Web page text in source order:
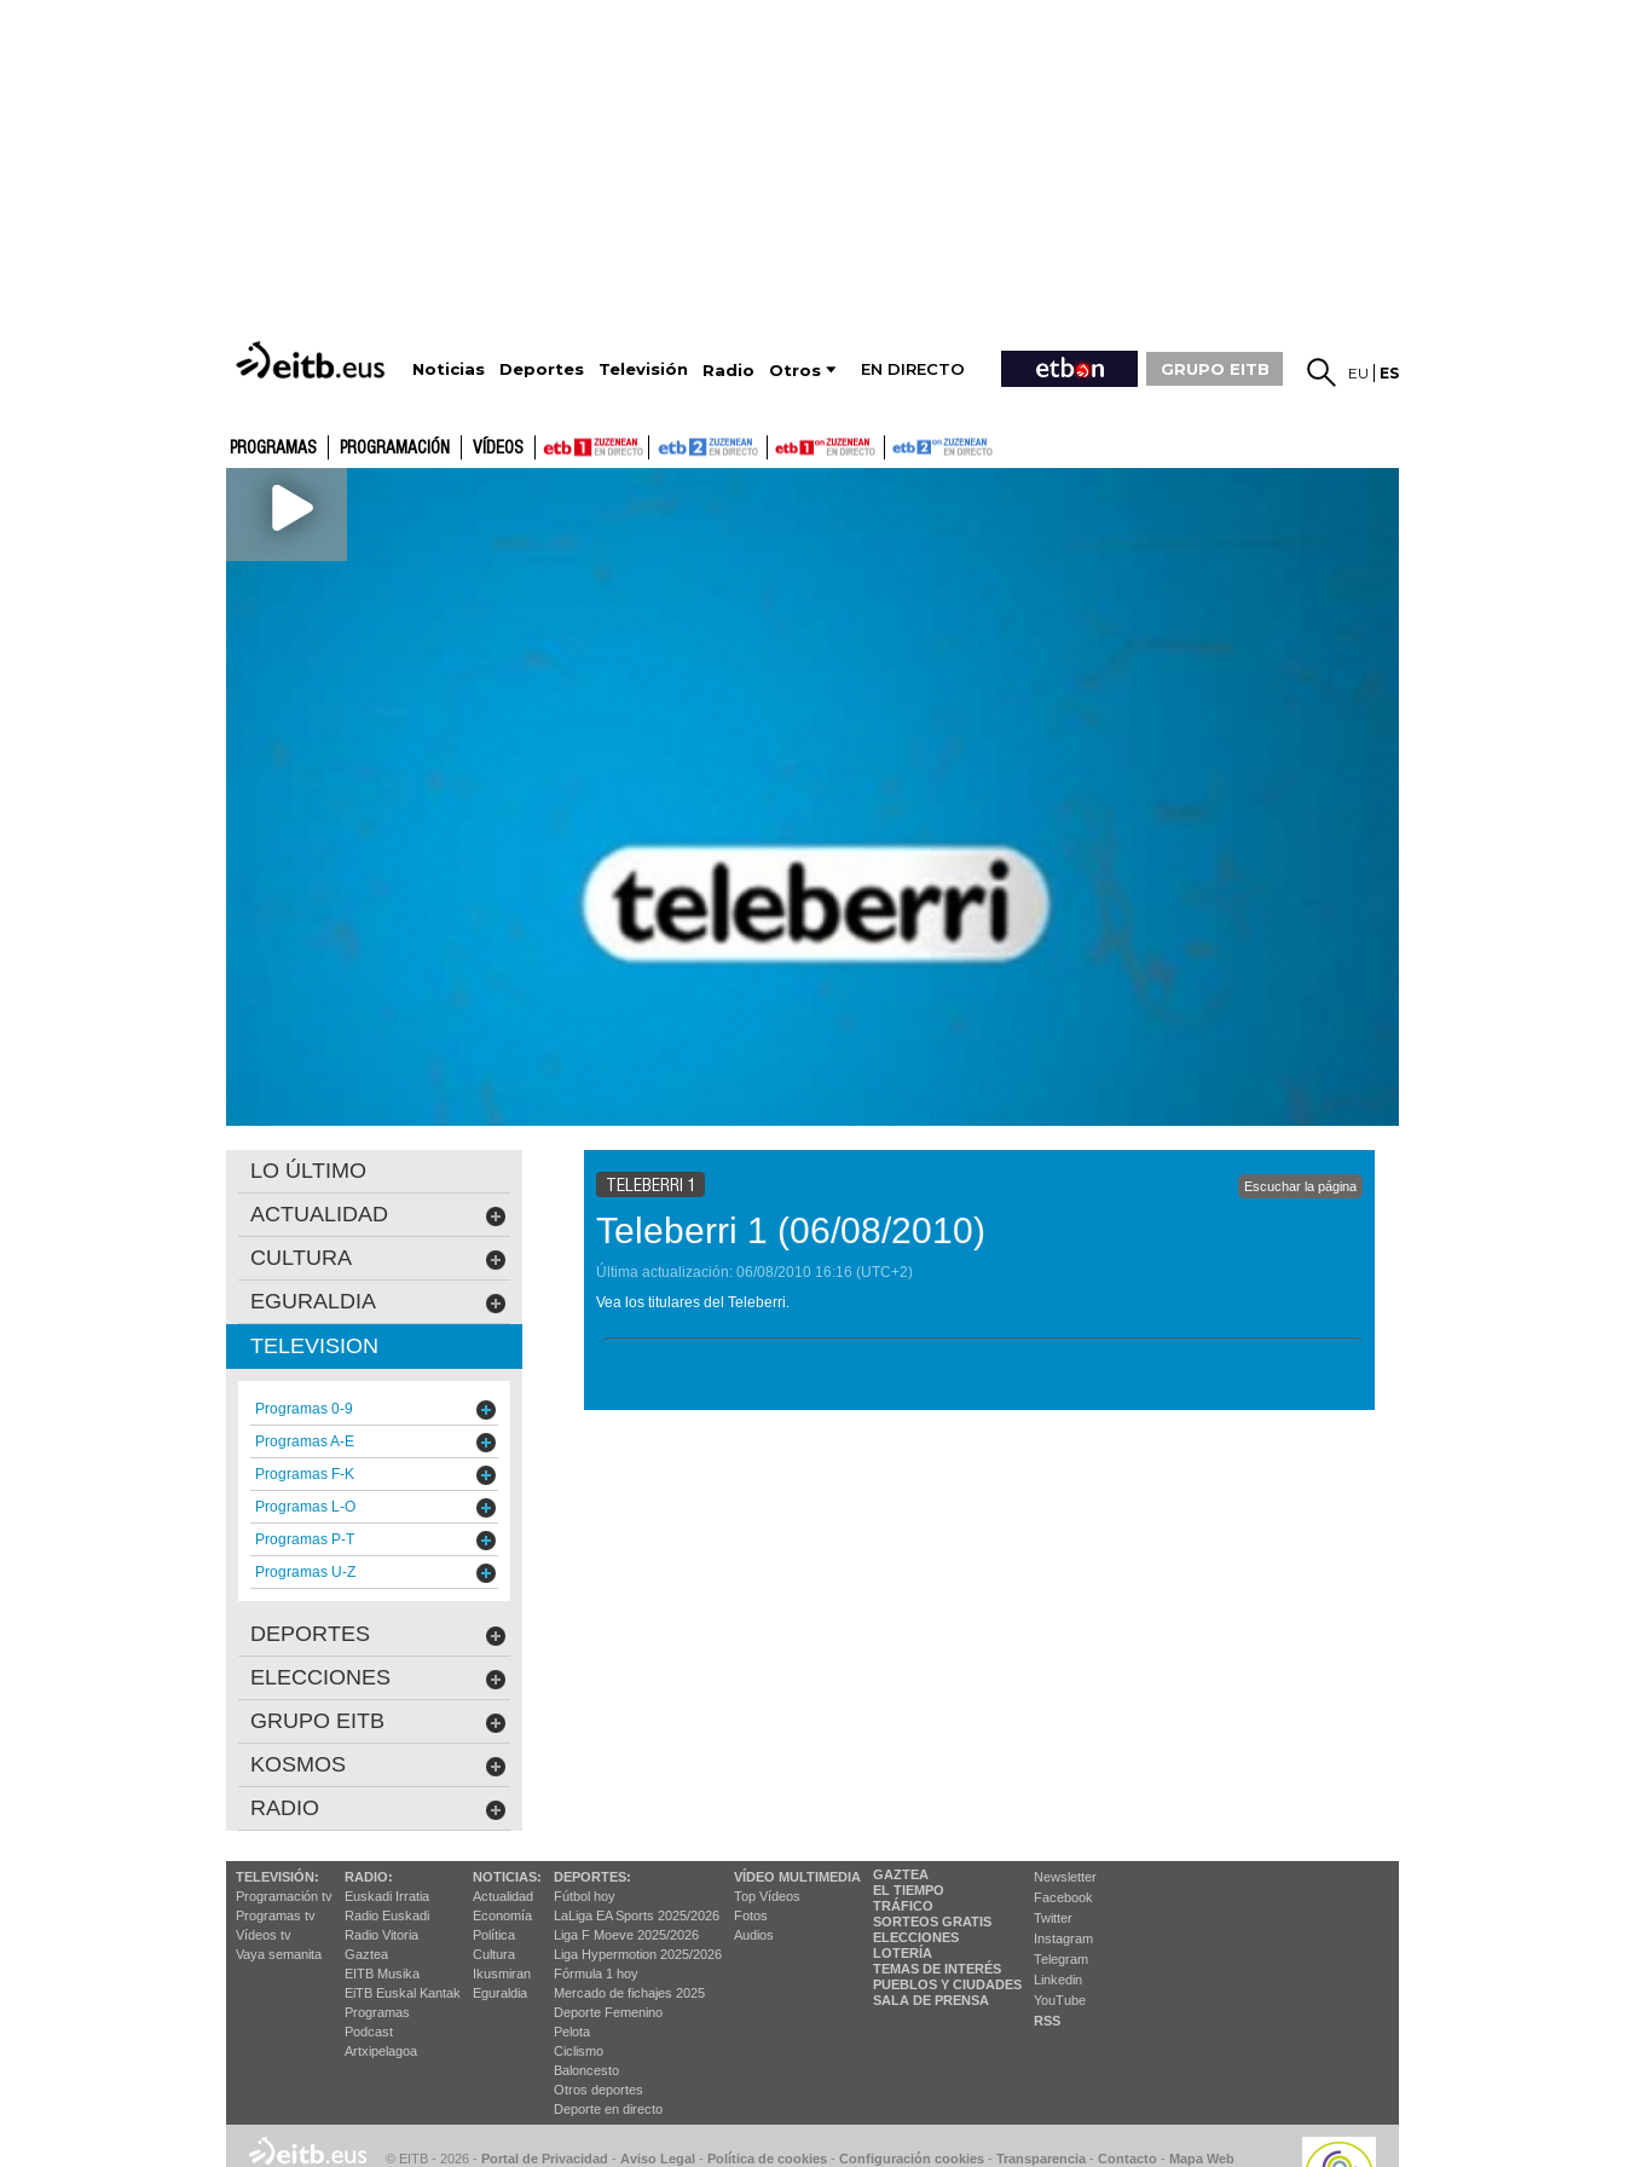
Noticias Deportes Televisión Radio Otros EN DIRECTO GRUPO EITB EU ES
PROGRAMAS PROGRAMACIÓN VÍDEOS
TELEBERRI 1 Escuchar la página
Teleberri 1 (06/08/2010)
Última actualización: 06/08/2010 16:16 (UTC+2)
Vea los titulares del Teleberri.
LO ÚLTIMO
ACTUALIDAD
CULTURA
EGURALDIA
TELEVISION
Programas 0-9
Programas A-E
Programas F-K
Programas L-O
Programas P-T
Programas U-Z
DEPORTES
ELECCIONES
GRUPO EITB
KOSMOS
RADIO
TELEVISIÓN:
Programación tv
Programas tv
Vídeos tv
Vaya semanita
RADIO:
Euskadi Irratia
Radio Euskadi
Radio Vitoria
Gaztea
EITB Musika
EiTB Euskal Kantak
Programas
Podcast
Artxipelagoa
NOTICIAS:
Actualidad
Economía
Política
Cultura
Ikusmiran
Eguraldia
DEPORTES:
Fútbol hoy
LaLiga EA Sports 2025/2026
Liga F Moeve 2025/2026
Liga Hypermotion 2025/2026
Fórmula 1 hoy
Mercado de fichajes 2025
Deporte Femenino
Pelota
Ciclismo
Baloncesto
Otros deportes
Deporte en directo
VÍDEO MULTIMEDIA
Top Vídeos
Fotos
Audios
GAZTEA
EL TIEMPO
TRÁFICO
SORTEOS GRATIS
ELECCIONES
LOTERÍA
TEMAS DE INTERÉS
PUEBLOS Y CIUDADES
SALA DE PRENSA
Newsletter
Facebook
Twitter
Instagram
Telegram
Linkedin
YouTube
RSS
© EITB - 2026 - Portal de Privacidad - Aviso Legal - Política de cookies - Configuración cookies - Transparencia - Contacto - Mapa Web